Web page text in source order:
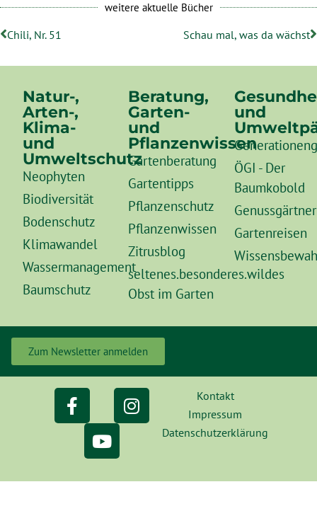
weitere aktuelle Bücher
Chili, Nr. 51 Schau mal, was da wächst
Natur-,
Arten-,
Klima-
und
Umweltschutz
Neophyten
Biodiversität
Bodenschutz
Klimawandel
Wassermanagement
Baumschutz
Beratung,
Garten-
und
Pflanzenwissen
Gartenberatung
Gartentipps
Pflanzenschutz
Pflanzenwissen
Zitrusblog
seltenes.besonderes.wildes
Obst im Garten
und
ÖGI - Der
Baumkobold
Gartenreisen
Zum Newsletter anmelden
Kontakt
Impressum
Datenschutzerklärung